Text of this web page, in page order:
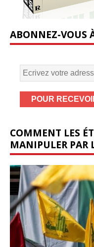
ABONNEZ-VOUS
COMMENT LES
MANIPULER PAR